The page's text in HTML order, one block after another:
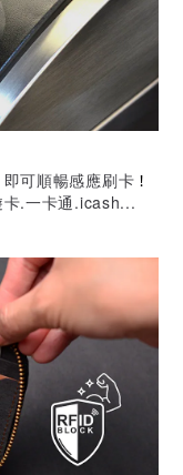
可順暢感應刷卡 ！
卡.一卡通.icash...